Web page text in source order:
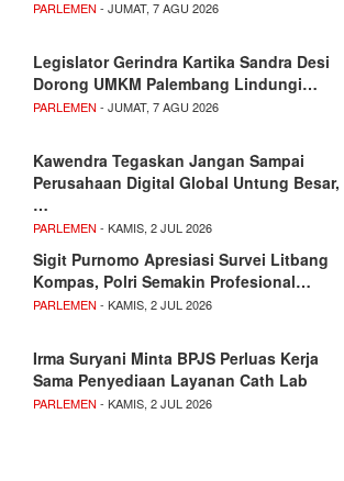
PARLEMEN - JUMAT, 7 AGU 2026
Legislator Gerindra Kartika Sandra Desi
Dorong UMKM Palembang Lindungi…
PARLEMEN - JUMAT, 7 AGU 2026
Kawendra Tegaskan Jangan Sampai
Perusahaan Digital Global Untung Besar,
…
PARLEMEN - KAMIS, 2 JUL 2026
Sigit Purnomo Apresiasi Survei Litbang
Kompas, Polri Semakin Profesional…
PARLEMEN - KAMIS, 2 JUL 2026
Irma Suryani Minta BPJS Perluas Kerja
Sama Penyediaan Layanan Cath Lab
PARLEMEN - KAMIS, 2 JUL 2026